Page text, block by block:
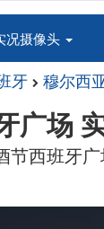
况摄像头
牙 穆尔西
广场
节西班牙